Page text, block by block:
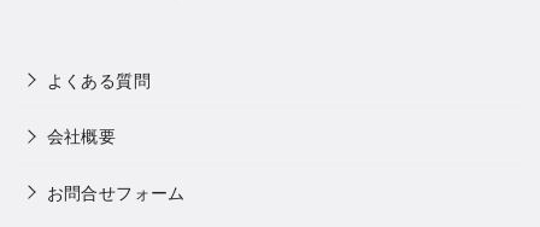
よくある質問
会社概要
お問合せフォーム